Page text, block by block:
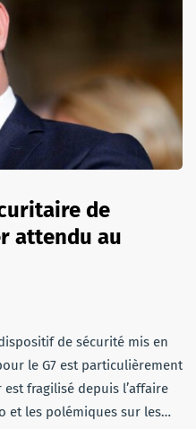
de
attendu au
de sécurité mis en
le G7 est particulièrement
fragilisé depuis l’affaire
et les polémiques sur les…